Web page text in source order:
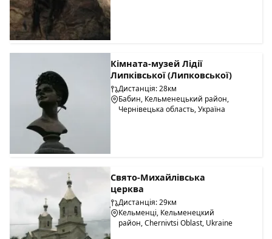
Кімната-музей Лідії
Липківської (Липковської)
Дистанція: 28км
Бабин, Кельменецький район,
Чернівецька область, Україна
Свято-Михайлівська
церква
Дистанція: 29км
Кельменці, Кельменецкий
район, Chernivtsi Oblast, Ukraine